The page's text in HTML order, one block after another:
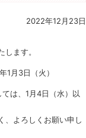
2022年12月23日
ます。
月3日（火）
は、1月4日（水）以
、よろしくお願い申し